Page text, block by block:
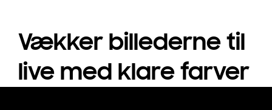
Vækker billederne til
live med klare farver